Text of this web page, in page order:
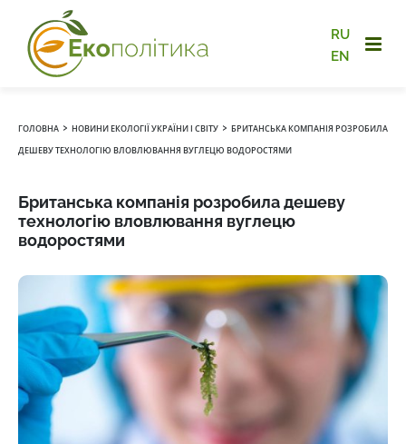
RU
EN
ГОЛОВНА › НОВИНИ ЕКОЛОГІЇ УКРАЇНИ І СВІТУ › БРИТАНСЬКА КОМПАНІЯ РОЗРОБИЛА
ДЕШЕВУ ТЕХНОЛОГІЮ ВЛОВЛЮВАННЯ ВУГЛЕЦЮ ВОДОРОСТЯМИ
Британська компанія розробила дешеву
технологію вловлювання вуглецю
водоростями